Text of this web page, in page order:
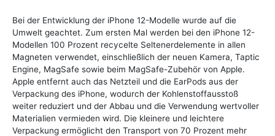
Bei der Entwicklung der iPhone 12-Modelle wurde auf die
Umwelt geachtet. Zum ersten Mal werden bei den iPhone 12-
Modellen 100 Prozent recycelte Seltenerdelemente in allen
Magneten verwendet, einschließlich der neuen Kamera, Taptic
Engine, MagSafe sowie beim MagSafe-Zubehör von Apple.
Apple entfernt auch das Netzteil und die EarPods aus der
Verpackung des iPhone, wodurch der Kohlenstoffausstoß
weiter reduziert und der Abbau und die Verwendung wertvoller
Materialien vermieden wird. Die kleinere und leichtere
Verpackung ermöglicht den Transport von 70 Prozent mehr